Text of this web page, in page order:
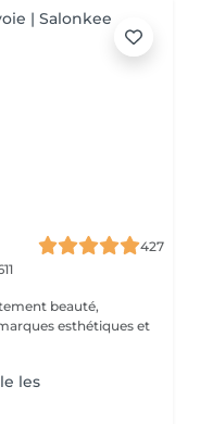
427
beauté,
les